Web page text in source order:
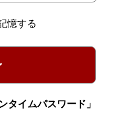
憶する
タイムパスワード」